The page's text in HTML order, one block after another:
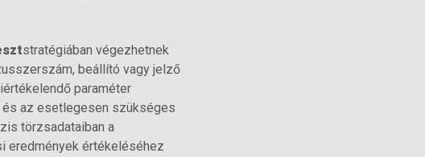
stratégiában végezhetnek
beállító vagy jelző
paraméter
és az esetlegesen szükséges
törzsadataiban a
eredmények értékeléséhez